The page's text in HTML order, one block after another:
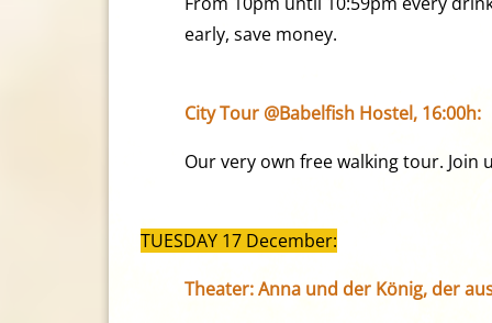
early, save money.
City Tour @Babelfish Hostel, 16:00h:
Our very own free walking tour. Join
TUESDAY 17 December:
Theater: Anna und der König, der